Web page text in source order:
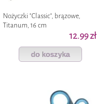
Nożyczki "Classic", brązowe,
Titanum, 16 cm
12.99 zł
do koszyka